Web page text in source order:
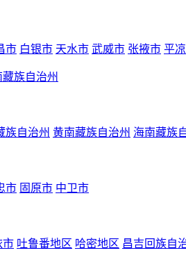
市 白银市 天水市 武威市 张掖市 平
族自治州
族自治州 黄南藏族自治州 海南藏族
市 固原市 中卫市
市 吐鲁番地区 哈密地区 昌吉回族自